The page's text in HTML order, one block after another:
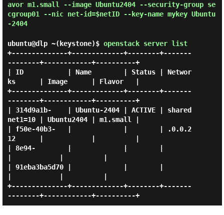
avor m1.small --image Ubuntu2404 --security-group se
cgroup01 --nic net-id=$netID --key-name mykey Ubuntu
-2404
ubuntu@dlp ~(keystone)$ openstack server list
+--------------+-------------+--------+-------
--------+------------+----------+
| ID           | Name        | Status | Networ
ks      | Image      | Flavor   |
+--------------+-------------+--------+-------
--------+------------+----------+
| 314d9a1b-    | Ubuntu-2404 | ACTIVE | shared
net1=10 | Ubuntu2404 | m1.small |
| f50e-40b3-   |             |        | .0.0.2
12      |            |          |
| 8e94-        |             |        |
| 91eba3ba5d70 |             |        |
+--------------+-------------+--------+-------
--------+------------+----------+